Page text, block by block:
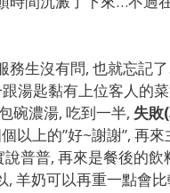
務生沒有問, 也就忘記
湯匙黏有上位客人的
碗濃湯, 吃到一半, 失敗
以上的”好~謝謝”, 再來
普普, 再來是餐後的飲
, 羊奶可以再重一點會